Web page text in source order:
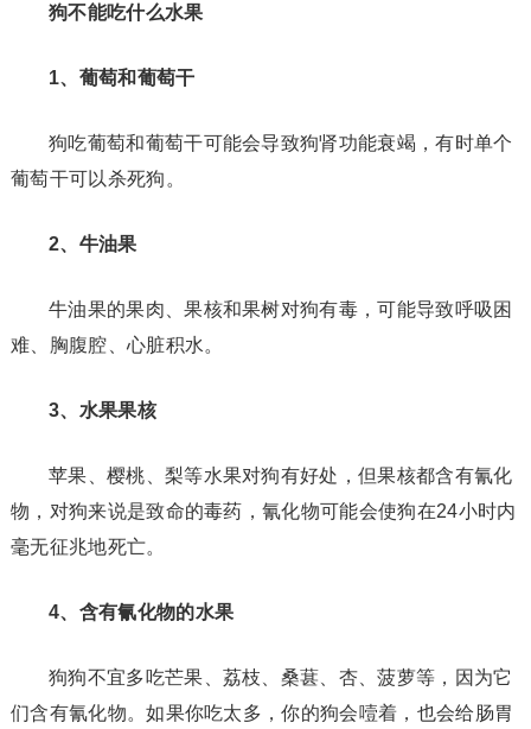
狗不能吃什么水果
1、葡萄和葡萄干
狗吃葡萄和葡萄干可能会导致狗肾功能衰竭，有时单个
葡萄干可以杀死狗。
2、牛油果
牛油果的果肉、果核和果树对狗有毒，可能导致呼吸困
难、胸腹腔、心脏积水。
3、水果果核
苹果、樱桃、梨等水果对狗有好处，但果核都含有氰化
物，对狗来说是致命的毒药，氰化物可能会使狗在24小时内
毫无征兆地死亡。
4、含有氰化物的水果
狗狗不宜多吃芒果、荔枝、桑葚、杏、菠萝等，因为它
们含有氰化物。如果你吃太多，你的狗会噎着，也会给肠胃